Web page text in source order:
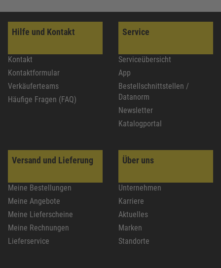
Hilfe und Kontakt
Kontakt
Kontaktformular
Verkäuferteams
Häufige Fragen (FAQ)
Service
Serviceübersicht
App
Bestellschnittstellen /
Datanorm
Newsletter
Katalogportal
Versand und Lieferung
Meine Bestellungen
Meine Angebote
Meine Lieferscheine
Meine Rechnungen
Lieferservice
Über uns
Unternehmen
Karriere
Aktuelles
Marken
Standorte